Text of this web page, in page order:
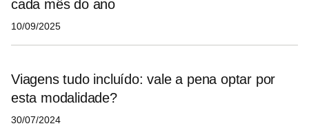
cada mês do ano
10/09/2025
Viagens tudo incluído: vale a pena optar por
esta modalidade?
30/07/2024